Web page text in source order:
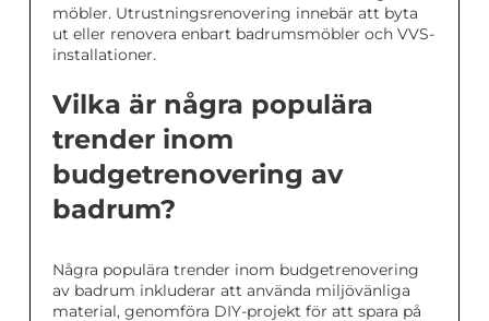
möbler. Utrustningsrenovering innebär att byta
ut eller renovera enbart badrumsmöbler och VVS-
installationer.
Vilka är några populära
trender inom
budgetrenovering av
badrum?
Några populära trender inom budgetrenovering
av badrum inkluderar att använda miljövänliga
material, genomföra DIY-projekt för att spara på